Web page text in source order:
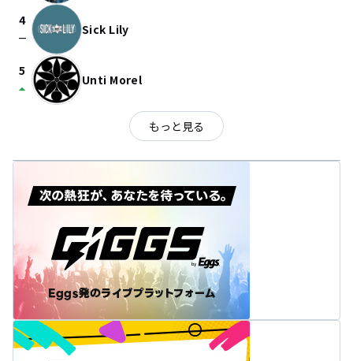
4
check_indeterminate_small Sick Lily
5
arrow_drop_up Unti Morel
もっと見る